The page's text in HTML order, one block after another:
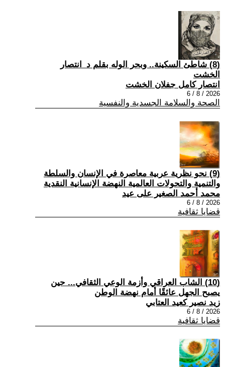
(8) شاطئ السكينة.. وبحر الوله بقلم د_انتصار
الخشت
انتصار كامل جفلان الخشت
2026 / 8 / 6
الصحة والسلامة الجسدية والنفسية
(9) نحو نظرية عربية معاصرة في الإنسان والسلطة
والتنمية والتحولات العالمية النهضة الإنسانية النقدية
محمد أحمد الصغير على عيد
2026 / 8 / 6
قضايا ثقافية
(10) الشاب العراقي وأزمة الوعي الثقافي... حين
يصبح الجهل عائقًا أمام نهضة الوطن
زيد نصير كعيد العتابي
2026 / 8 / 6
قضايا ثقافية